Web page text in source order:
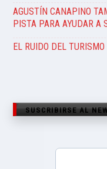
AGUSTÍN CANAPINO
PISTA PARA AYUDAR A
EL RUIDO DEL
SUSCRIBIRSE AL